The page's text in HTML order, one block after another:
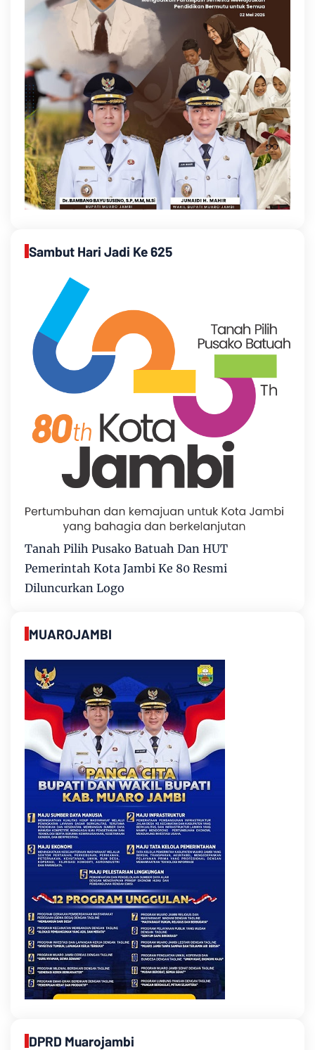
Sambut Hari Jadi Ke 625
Tanah Pilih Pusako Batuah Dan HUT
Pemerintah Kota Jambi Ke 80 Resmi
Diluncurkan Logo
MUAROJAMBI
DPRD Muarojambi